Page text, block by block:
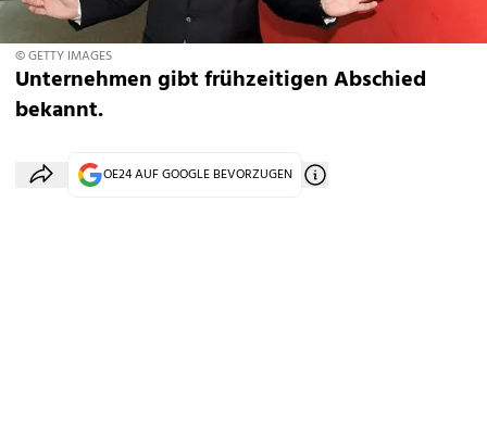
© GETTY IMAGES
Unternehmen gibt frühzeitigen Abschied
bekannt.
OE24 AUF GOOGLE BEVORZUGEN